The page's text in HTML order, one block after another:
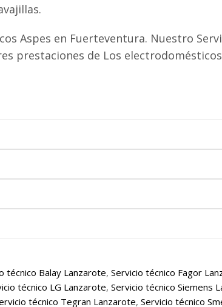
Aspes en Fuerteventura. Nuestro
prestaciones de Los
técnico Balay Lanzarote, Servicio técnico Fagor
técnico LG Lanzarote, Servicio técnico Siemens
técnico Tegran Lanzarote, Servicio técnico